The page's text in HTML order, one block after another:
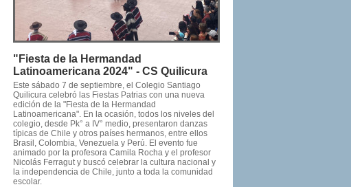
"Fiesta de la Hermandad
Latinoamericana 2024" - CS Quilicura
Este sábado 7 de septiembre, el Colegio Santiago
Quilicura celebró las Fiestas Patrias con una nueva
edición de la "Fiesta de la Hermandad
Latinoamericana". En la ocasión, todos los niveles del
colegio, desde Pk° a IV° medio, presentaron danzas
típicas de Chile y otros países hermanos, entre ellos
Brasil, Colombia, Venezuela y Perú. El evento fue
animado por la profesora Camila Rocha y el profesor
Nicolás Ferragut y buscó celebrar la cultura nacional y
la independencia de Chile, junto a toda la comunidad
escolar.